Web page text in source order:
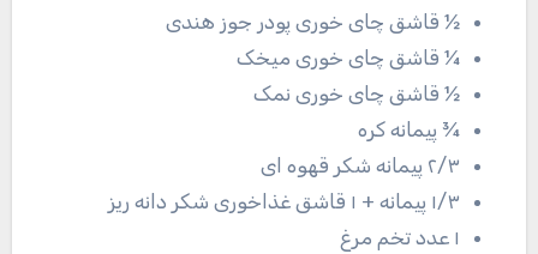
½ قاشق چای خوری پودر جوز هندی
¼ قاشق چای خوری میخک
½ قاشق چای خوری نمک
¾ پیمانه کره
۲/۳ پیمانه شکر قهوه ای
۱/۳ پیمانه + ۱ قاشق غذاخوری شکر دانه ریز
۱ عدد تخم مرغ